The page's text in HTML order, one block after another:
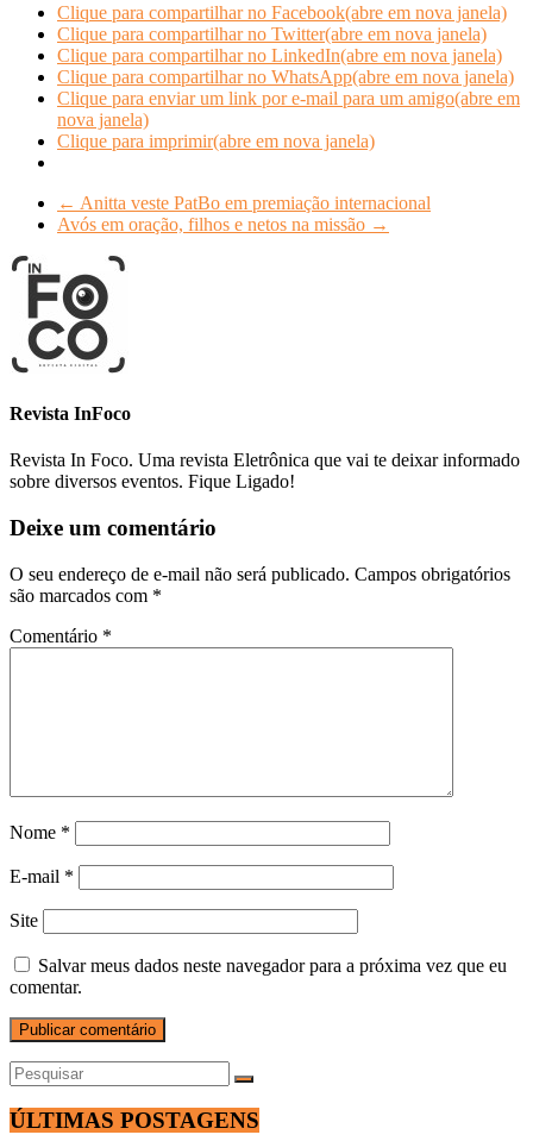
Clique para compartilhar no Facebook(abre em nova janela)
Clique para compartilhar no Twitter(abre em nova janela)
Clique para compartilhar no LinkedIn(abre em nova janela)
Clique para compartilhar no WhatsApp(abre em nova janela)
Clique para enviar um link por e-mail para um amigo(abre em
nova janela)
Clique para imprimir(abre em nova janela)
← Anitta veste PatBo em premiação internacional
Avós em oração, filhos e netos na missão →
Revista InFoco
Revista In Foco. Uma revista Eletrônica que vai te deixar informado
sobre diversos eventos. Fique Ligado!
Deixe um comentário
O seu endereço de e-mail não será publicado. Campos obrigatórios
são marcados com *
Comentário *
Nome *
E-mail *
Site
Salvar meus dados neste navegador para a próxima vez que eu
comentar.
ÚLTIMAS POSTAGENS